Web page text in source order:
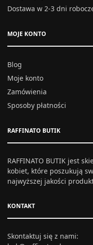
Dostawa w 2-3 dni
MOJE KONTO
Blog
Moje konto
Zamówienia
Sposoby płatności
RAFFINATO BUTIK
RAFFINATO BUTIK jest
kobiet, które poszukują
najwyższej jakości
KONTAKT
Skontaktuj się z nami: